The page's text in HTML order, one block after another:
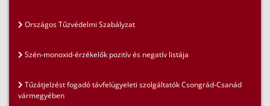
Országos Tűzvédelmi Szabályzat
Szén-monoxid-érzékelők pozitív és negatív listája
Tűzátjelzést fogadó távfelügyeleti szolgáltatók Csongrád-Csanád
vármegyében